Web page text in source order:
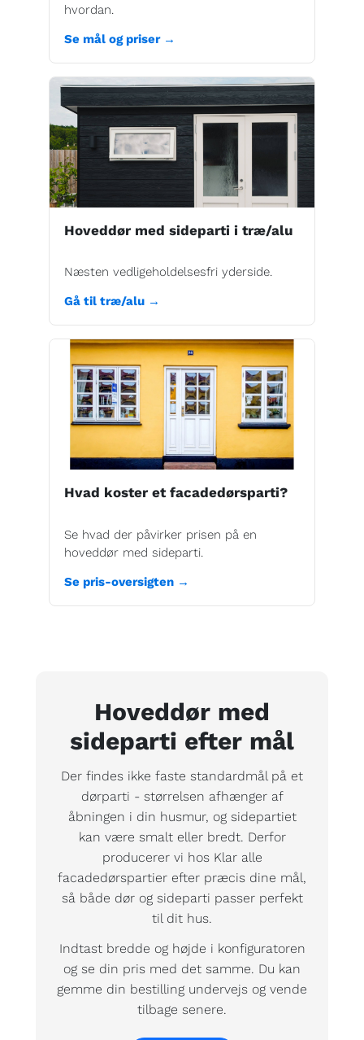
hvordan.
Se mål og priser →
Hoveddør med sideparti i træ/alu
Næsten vedligeholdelsesfri yderside.
Gå til træ/alu →
Hvad koster et facadedørsparti?
Se hvad der påvirker prisen på en
hoveddør med sideparti.
Se pris-oversigten →
Hoveddør med
sideparti efter mål
Der findes ikke faste standardmål på et
dørparti - størrelsen afhænger af
åbningen i din husmur, og sidepartiet
kan være smalt eller bredt. Derfor
producerer vi hos Klar alle
facadedørspartier efter præcis dine mål,
så både dør og sideparti passer perfekt
til dit hus.
Indtast bredde og højde i konfiguratoren
og se din pris med det samme. Du kan
gemme din bestilling undervejs og vende
tilbage senere.